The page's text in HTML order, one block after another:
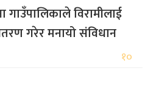
गाउँपालिकाले विरामीलाई
गरेर मनायो संविधान
१०